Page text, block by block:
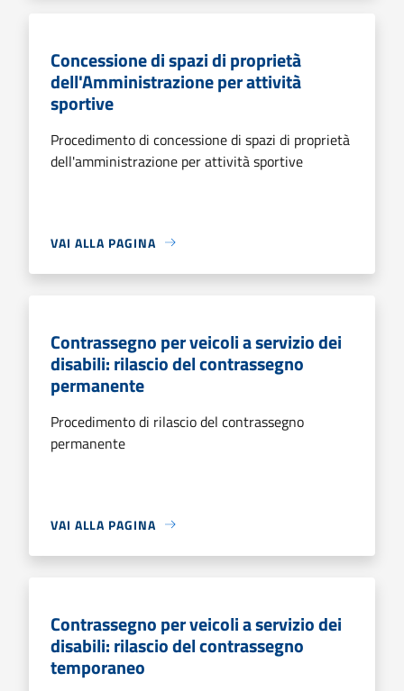
Concessione di spazi di proprietà
dell'Amministrazione per attività
sportive
Procedimento di concessione di spazi di proprietà
dell'amministrazione per attività sportive
VAI ALLA PAGINA
Contrassegno per veicoli a servizio dei
disabili: rilascio del contrassegno
permanente
Procedimento di rilascio del contrassegno
permanente
VAI ALLA PAGINA
Contrassegno per veicoli a servizio dei
disabili: rilascio del contrassegno
temporaneo